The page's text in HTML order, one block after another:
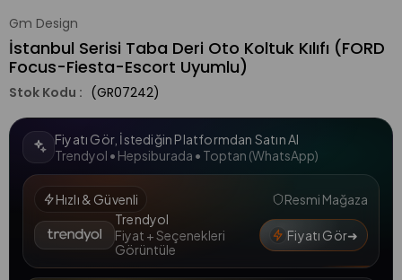
Gm Design
İstanbul Serisi Taba Deri Oto Koltuk Kılıfı (FORD
Focus-Fiesta-Escort Uyumlu)
(GR07242)
Fiyatı Gör, İstediğin Platformdan Satın Al
Trendyol • Hepsiburada • Toptan (WhatsApp)
Hızlı & Güvenli
Resmi Mağaza
Trendyol
Fiyat + Seçenekleri
Görüntüle
Fiyatı Gör➜